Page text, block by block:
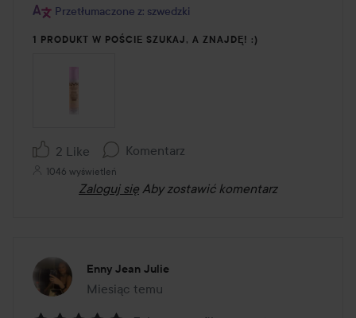
Przetłumaczone z: szwedzki
1 PRODUKT W POŚCIE SZUKAJ, A ZNAJDĘ! :)
2 Like Komentarz
1046 wyświetleń
Zaloguj się Aby zostawić komentarz
Enny Jean Julie
Miesiąc temu
Post został utworzony Miesiąc temu